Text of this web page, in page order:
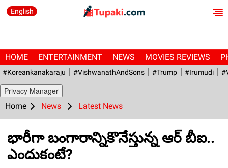
English
HOME ENTERTAINMENT NEWS MOVIES REVIEWS
#Koreankanakaraju #VishwanathAndSons #Trump #irumudi
Privacy Manager
Home News Latest News
భారీగా బంగారాన్నికొనేస్తున్న ఆర్ బీఐ..
ఎందుకంటే?